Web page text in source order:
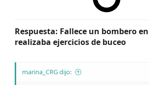
Respuesta: Fallece un bombero
realizaba ejercicios de buceo
marina_CRG dijo: